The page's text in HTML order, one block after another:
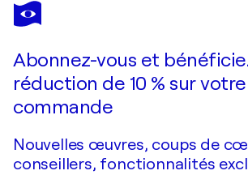
WIM
VAN
Cold Scotland Vous avez adoré cette oeuvre mais
Je passe commande
Abonnez-vous et
réduction de 10 % sur
commande
Nouvelles œuvres, coups de
conseillers, fonctionnalités